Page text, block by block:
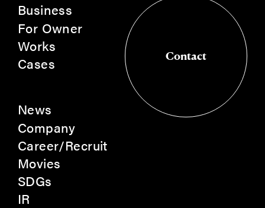
Business
For Owner
Works
Cases
News
Company
Career/Recruit
Movies
SDGs
IR
Contact